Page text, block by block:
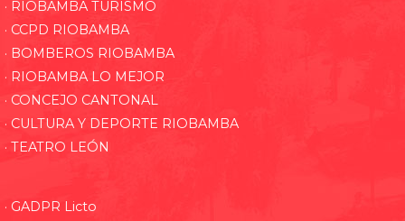
· RIOBAMBA TURISMO
· CCPD RIOBAMBA
· BOMBEROS RIOBAMBA
· RIOBAMBA LO MEJOR
· CONCEJO CANTONAL
· CULTURA Y DEPORTE RIOBAMBA
· TEATRO LEÓN
· GADPR Licto